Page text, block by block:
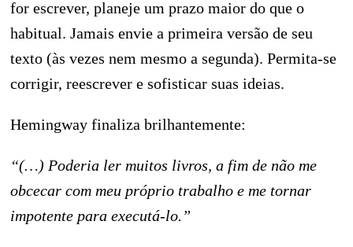
for escrever, planeje um prazo maior do que o
habitual. Jamais envie a primeira versão de seu
texto (às vezes nem mesmo a segunda). Permita-se
corrigir, reescrever e sofisticar suas ideias.
Hemingway finaliza brilhantemente:
“(…) Poderia ler muitos livros, a fim de não me
obcecar com meu próprio trabalho e me tornar
impotente para executá-lo.”